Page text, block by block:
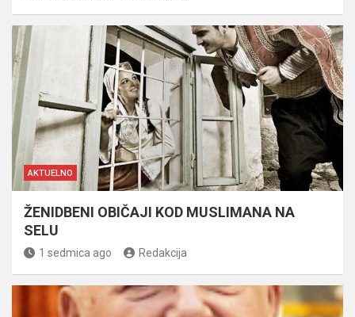
AKTUELNO
ŽENIDBENI OBIČAJI KOD MUSLIMANA NA
SELU
1 sedmica ago Redakcija